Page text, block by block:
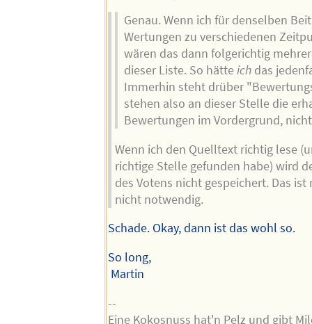
Genau. Wenn ich für denselben
Wertungen zu verschiedenen
wären das dann folgerichtig
dieser Liste. So hätteichdas
Immerhin steht drüber
stehen also an dieser Stelle die
Bewertungen im Vordergrund,
Wenn ich den Quelltext richtig lese
richtige Stelle gefunden habe) wird
des Votens nicht gespeichert. Das ist
nicht notwendig.
Schade. Okay, dann ist das wohl so.
So long,
Martin
--
Eine Kokosnuss hat'n Pelz und gibt